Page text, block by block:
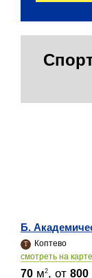
Б.
Коптево
cмотреть на карте
70 м2, от 800